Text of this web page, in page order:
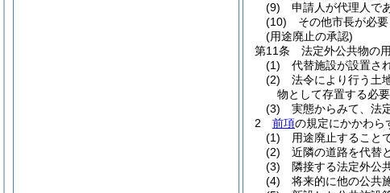
(9)
申請人が代理人で
(10)
その他市長が必
(用途廃止の承認)
第11条
法定外公共物の
(1)
代替施設が設置さ
(2)
法令により行う土
物として存置する必
(3)
実態からみて、法
2
前項の規定にかかわら
(1)
用途廃止すること
(2)
近隣の道路を代替
(3)
隣接する法定外公
(4)
将来的に他の公共